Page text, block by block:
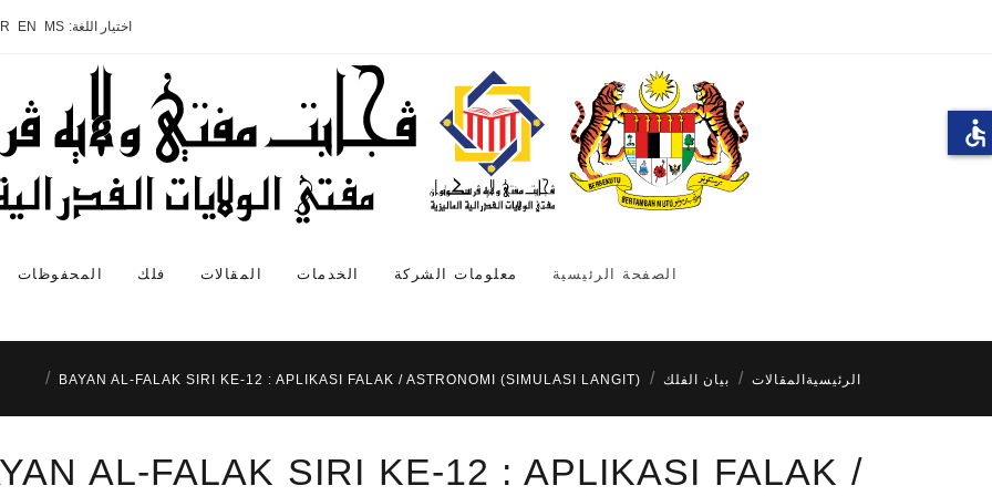
اختيار اللغة: MS
EN
الصفحة الرئيسية معلومات الشركة الخدمات المقالات فلك المحفوظات
الرئيسية المقالات بيان الفلك BAYAN AL-FALAK SIRI KE-12 : APLIKASI FALAK / ASTRONOMI (SIMULASI LANGIT)
AL-FALAK SIRI KE-12 : APLIKASI FALAK /
accessible